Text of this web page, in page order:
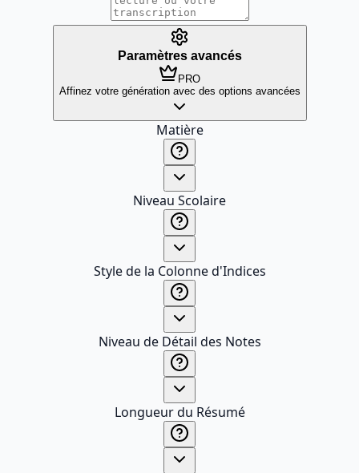
Paramètres avancés
PRO
Affinez votre génération avec des options avancées
Matière
Niveau Scolaire
Style de la Colonne d'Indices
Niveau de Détail des Notes
Longueur du Résumé